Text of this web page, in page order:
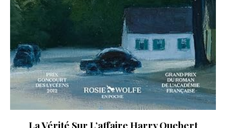
La Vérité Sur L’affaire Harry Quebert